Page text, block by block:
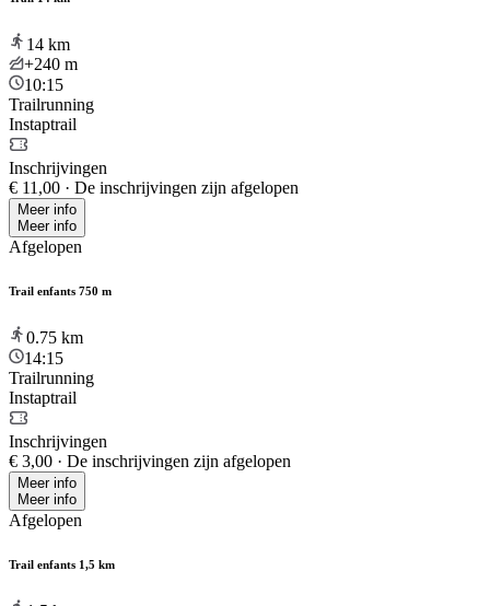
14 km
+240 m
10:15
Trailrunning
Instaptrail
Inschrijvingen
€ 11,00 · De inschrijvingen zijn afgelopen
Meer info
Meer info
Afgelopen
Trail enfants 750 m
0.75 km
14:15
Trailrunning
Instaptrail
Inschrijvingen
€ 3,00 · De inschrijvingen zijn afgelopen
Meer info
Meer info
Afgelopen
Trail enfants 1,5 km